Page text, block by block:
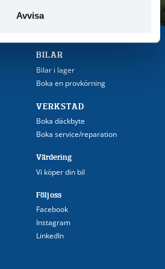
Avvisa
BILAR
Bilar i lager
Boka en provkörning
VERKSTAD
Boka däckbyte
Boka service/reparation
Värdering
Vi köper din bil
Följ oss
Facebook
Instagram
LinkedIn